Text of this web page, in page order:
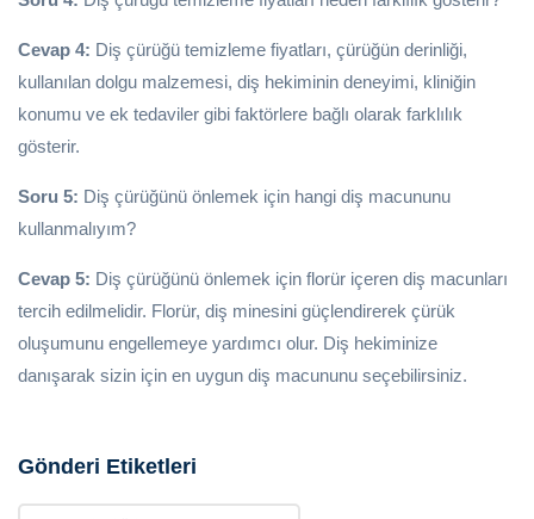
Cevap 4: Diş çürüğü temizleme fiyatları, çürüğün derinliği,
kullanılan dolgu malzemesi, diş hekiminin deneyimi, kliniğin
konumu ve ek tedaviler gibi faktörlere bağlı olarak farklılık
gösterir.
Soru 5: Diş çürüğünü önlemek için hangi diş macununu
kullanmalıyım?
Cevap 5: Diş çürüğünü önlemek için florür içeren diş macunları
tercih edilmelidir. Florür, diş minesini güçlendirerek çürük
oluşumunu engellemeye yardımcı olur. Diş hekiminize
danışarak sizin için en uygun diş macununu seçebilirsiniz.
Gönderi Etiketleri